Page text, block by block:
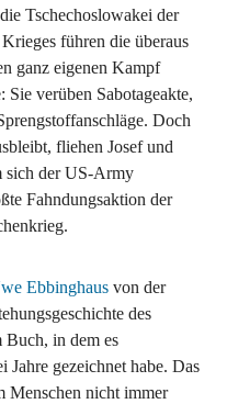
Tschechoslowakei der
führen die überaus
ganz eigenen Kampf
Sie verüben Sabotageakte,
Doch
fliehen Josef und
sich der US-Army
Fahndungsaktion der
Ebbinghaus von der
des
Buch, in dem es
gezeichnet habe. Das
Menschen nicht immer